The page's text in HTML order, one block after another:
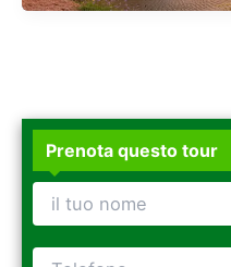
Dades
tua
guida
essenziale
Prenota questo tour